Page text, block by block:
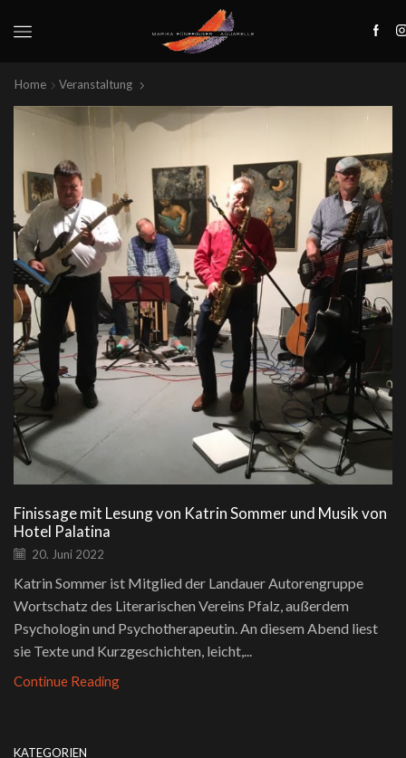
Home Veranstaltung
Finissage mit Lesung von Katrin Sommer und Musik von
Hotel Palatina
20. Juni 2022
Katrin Sommer ist Mitglied der Landauer Autorengruppe
Wortschatz des Literarischen Vereins Pfalz, außerdem
Psychologin und Psychotherapeutin. An diesem Abend liest
sie Texte und Kurzgeschichten, leicht,...
Continue Reading
KATEGORIEN